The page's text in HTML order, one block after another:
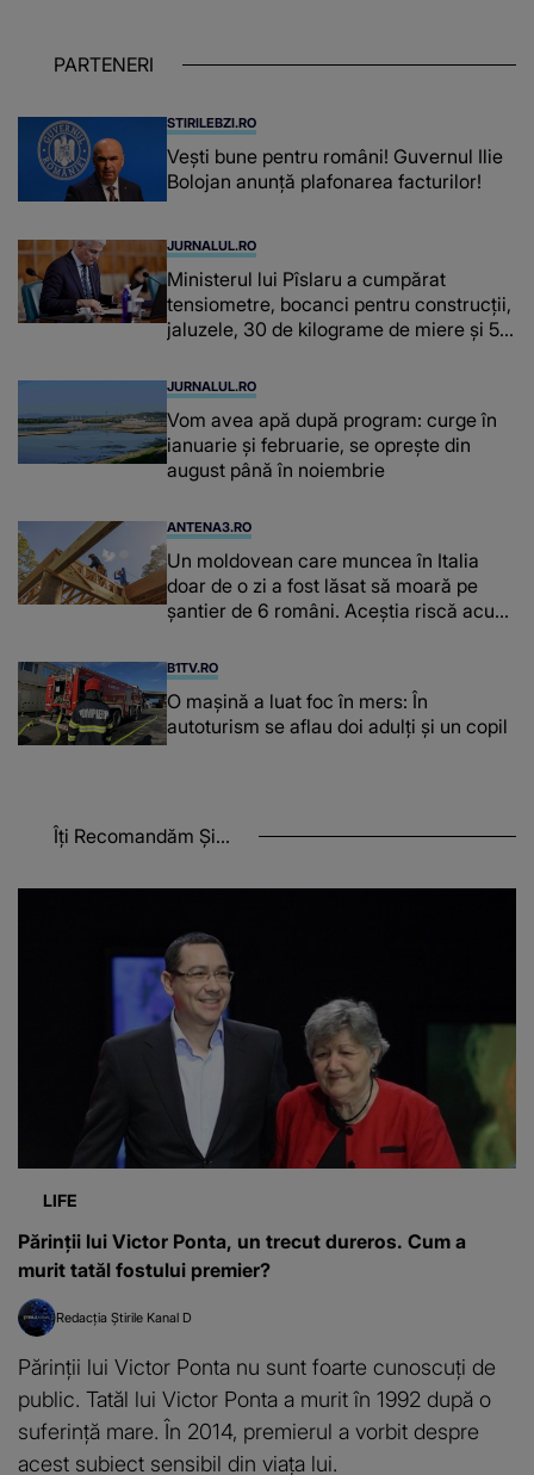
chiar și după trecerea anilor: "De
PARTENERI
STIRILEBZI.RO
Vești bune pentru români! Guvernul Ilie
Bolojan anunță plafonarea facturilor!
JURNALUL.RO
Ministerul lui Pîslaru a cumpărat
tensiometre, bocanci pentru construcții,
jaluzele, 30 de kilograme de miere și 50
JURNALUL.RO
Vom avea apă după program: curge în
ianuarie și februarie, se oprește din
august până în noiembrie
ANTENA3.RO
Un moldovean care muncea în Italia
doar de o zi a fost lăsat să moară pe
şantier de 6 români. Aceștia riscă acum
B1TV.RO
O maşină a luat foc în mers: În
autoturism se aflau doi adulți și un copil
Îți Recomandăm Și...
LIFE
Părinții lui Victor Ponta, un trecut dureros. Cum a
murit tatăl fostului premier?
Redacția Știrile Kanal D
Părinții lui Victor Ponta nu sunt foarte cunoscuți de
public. Tatăl lui Victor Ponta a murit în 1992 după o
suferință mare. În 2014, premierul a vorbit despre
acest subiect sensibil din viața lui.